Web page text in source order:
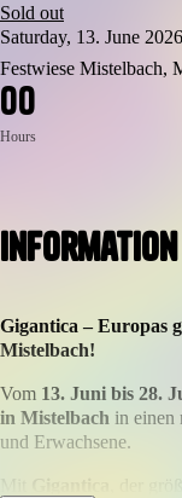
Sold out
Saturday, 13. June
Festwiese Mistelbach,
00
Hours
Information
Gigantica – Europas
Mistelbach!
Vom 13. Juni bis 28.
in Mistelbach in einen
und Erwachsene.